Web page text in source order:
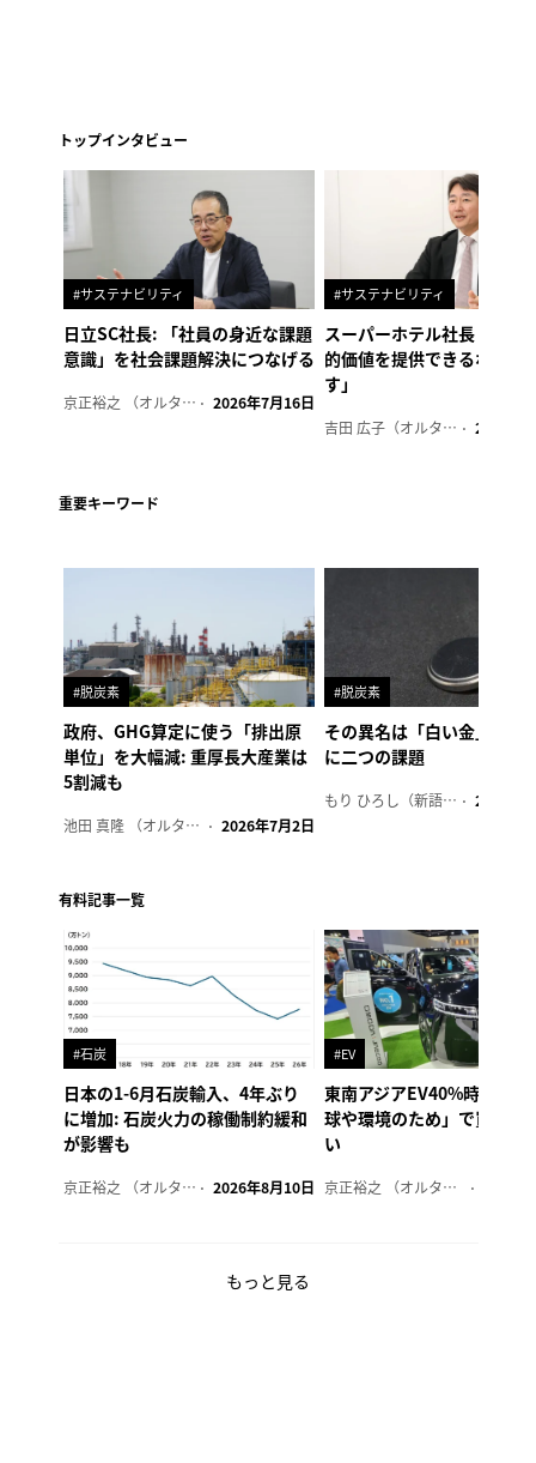
トップインタビュー
#サステナビリティ
日立SC社長: 「社員の身近な課題
意識」を社会課題解決につなげる
京正裕之 （オルタナ副編集長） 2026年7月16日
#サステナビリティ
スーパーホテル社長「地域
的価値を提供できるホテル
す」
吉田 広子（オルタナ輪番編集長） 2026年6
重要キーワード
#脱炭素
政府、GHG算定に使う「排出原
単位」を大幅減: 重厚長大産業は
5割減も
池田 真隆 （オルタナ輪番編集長） 2026年7月2日
#脱炭素
その異名は「白い金」、リ
に二つの課題
もり ひろし（新語ウォッチャー） 2023年7
有料記事一覧
#石炭
日本の1-6月石炭輸入、4年ぶり
に増加: 石炭火力の稼働制約緩和
が影響も
京正裕之 （オルタナ副編集長） 2026年8月10日
#EV
東南アジアEV40%時代②
球や環境のため」で買う訳
い
京正裕之 （オルタナ副編集長）
もっと見る